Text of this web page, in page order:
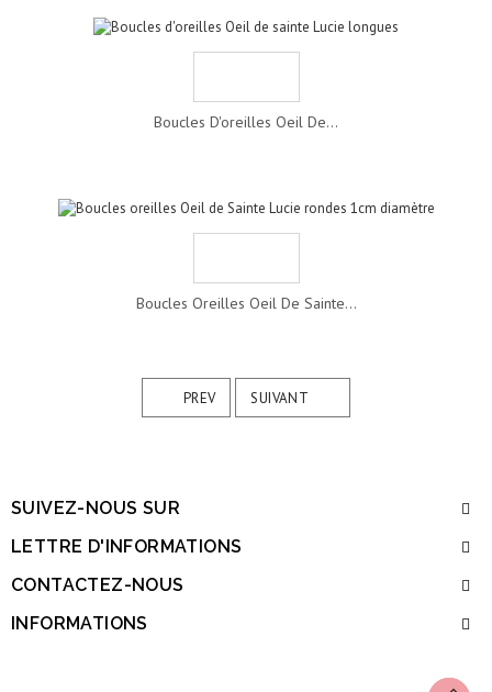
Boucles D'oreilles Oeil De...
Boucles Oreilles Oeil De Sainte...
PREV SUIVANT
SUIVEZ-NOUS SUR
LETTRE D'INFORMATIONS
CONTACTEZ-NOUS
INFORMATIONS